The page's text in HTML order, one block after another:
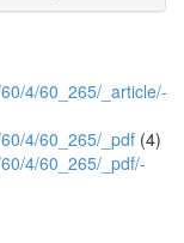
4/60_265/_article/-
4/60_265/_pdf (4)
4/60_265/_pdf/-